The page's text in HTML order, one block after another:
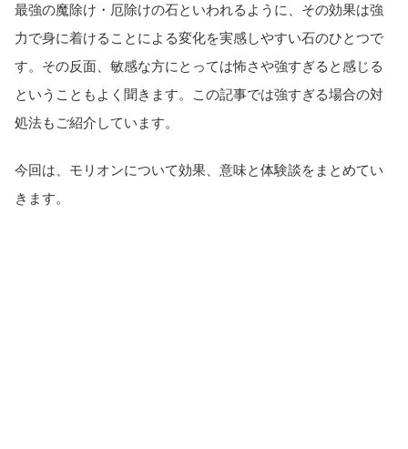
最強の魔除け・厄除けの石といわれるように、その効果は強
力で身に着けることによる変化を実感しやすい石のひとつで
す。その反面、敏感な方にとっては怖さや強すぎると感じる
ということもよく聞きます。この記事では強すぎる場合の対
処法もご紹介しています。
今回は、モリオンについて効果、意味と体験談をまとめてい
きます。